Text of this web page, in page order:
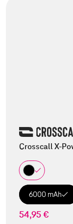
Crosscall X-
6000 mAh
54,95 €